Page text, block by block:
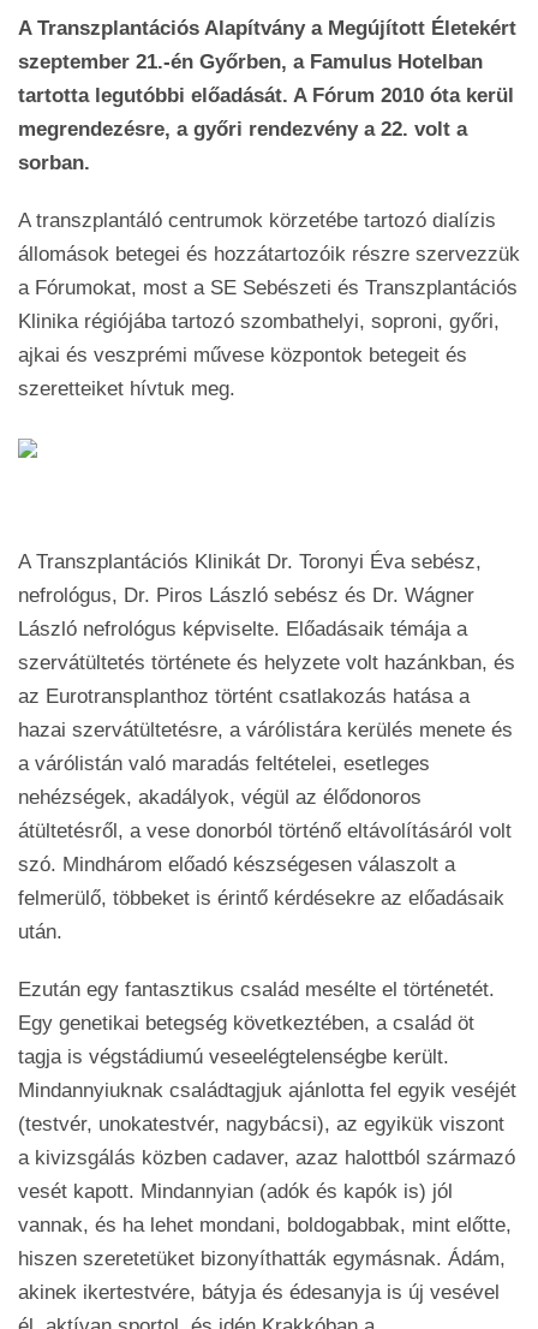
A Transzplantációs Alapítvány a Megújított Életekért
szeptember 21.-én Győrben, a Famulus Hotelban
tartotta legutóbbi előadását. A Fórum 2010 óta kerül
megrendezésre, a győri rendezvény a 22. volt a
sorban.
A transzplantáló centrumok körzetébe tartozó dialízis
állomások betegei és hozzátartozóik részre szervezzük
a Fórumokat, most a SE Sebészeti és Transzplantációs
Klinika régiójába tartozó szombathelyi, soproni, győri,
ajkai és veszprémi művese központok betegeit és
szeretteiket hívtuk meg.
A Transzplantációs Klinikát Dr. Toronyi Éva sebész,
nefrológus, Dr. Piros László sebész és Dr. Wágner
László nefrológus képviselte. Előadásaik témája a
szervátültetés története és helyzete volt hazánkban, és
az Eurotransplanthoz történt csatlakozás hatása a
hazai szervátültetésre, a várólistára kerülés menete és
a várólistán való maradás feltételei, esetleges
nehézségek, akadályok, végül az élődonoros
átültetésről, a vese donorból történő eltávolításáról volt
szó. Mindhárom előadó készségesen válaszolt a
felmerülő, többeket is érintő kérdésekre az előadásaik
után.
Ezután egy fantasztikus család mesélte el történetét.
Egy genetikai betegség következtében, a család öt
tagja is végstádiumú veseelégtelenségbe került.
Mindannyiuknak családtagjuk ajánlotta fel egyik veséjét
(testvér, unokatestvér, nagybácsi), az egyikük viszont
a kivizsgálás közben cadaver, azaz halottból származó
vesét kapott. Mindannyian (adók és kapók is) jól
vannak, és ha lehet mondani, boldogabbak, mint előtte,
hiszen szeretetüket bizonyíthatták egymásnak. Ádám,
akinek ikertestvére, bátyja és édesanyja is új vesével